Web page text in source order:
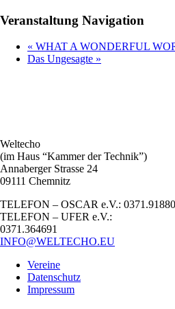
Veranstaltung Navigation
« WHAT A WONDERFUL
Das Ungesagte »
Weltecho
(im Haus “Kammer der Technik”)
Annaberger Strasse 24
09111 Chemnitz
TELEFON – OSCAR e.V.:
TELEFON – UFER e.V.:
0371.364691
INFO@WELTECHO.EU
Vereine
Datenschutz
Impressum